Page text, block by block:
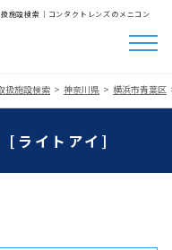
施設検索│コンタクトレンズのメニコン
扱施設検索 神奈川県 横浜市青葉区
[ライトアイ]